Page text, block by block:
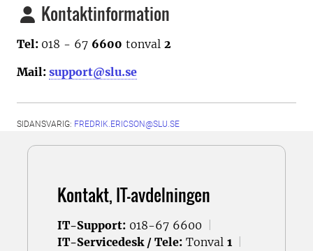
Kontaktinformation
Tel: 018 - 67 6600 tonval 2
Mail: support@slu.se
SIDANSVARIG: FREDRIK.ERICSON@SLU.SE
Kontakt, IT-avdelningen
IT-Support: 018-67 6600
IT-Servicedesk / Tele: Tonval 1